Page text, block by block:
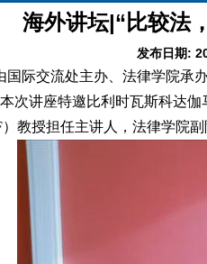
海外讲坛|“比较法
发布日期:
国际交流处主办、法律学院承
次讲座特邀比利时瓦斯科达
）教授担任主讲人，法律学院副